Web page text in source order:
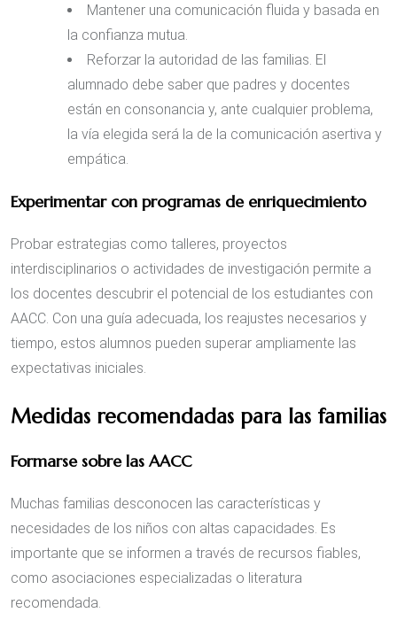
Mantener una comunicación fluida y basada en
la confianza mutua.
Reforzar la autoridad de las familias. El
alumnado debe saber que padres y docentes
están en consonancia y, ante cualquier problema,
la vía elegida será la de la comunicación asertiva y
empática.
Experimentar con programas de enriquecimiento
Probar estrategias como talleres, proyectos
interdisciplinarios o actividades de investigación permite a
los docentes descubrir el potencial de los estudiantes con
AACC. Con una guía adecuada, los reajustes necesarios y
tiempo, estos alumnos pueden superar ampliamente las
expectativas iniciales.
Medidas recomendadas para las familias
Formarse sobre las AACC
Muchas familias desconocen las características y
necesidades de los niños con altas capacidades. Es
importante que se informen a través de recursos fiables,
como asociaciones especializadas o literatura
recomendada.